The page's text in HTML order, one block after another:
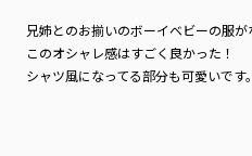
兄姉とのお揃いのボーイベビーの服
このオシャレ感はすごく良かった！
シャツ風になってる部分も可愛いです。
12-4413-077 【おそろい】トップスセ
12-4431-082 【おそろい】ラップ風
04-4476-667 【おそろい】チェック柄